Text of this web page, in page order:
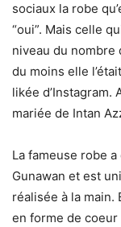
sociaux la robe
“oui”. Mais celle
niveau du nombre
du moins elle
likée d’Instagram.
mariée de Intan
La fameuse robe
Gunawan et est
réalisée à la
en forme de